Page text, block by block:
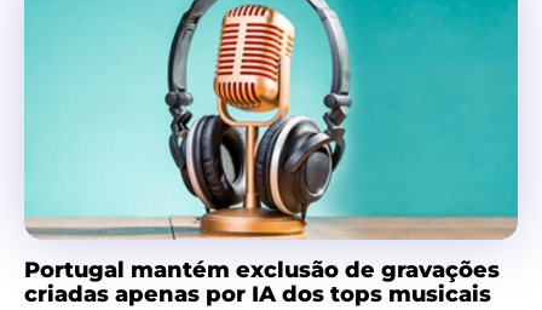
Portugal mantém exclusão de gravações
criadas apenas por IA dos tops musicais